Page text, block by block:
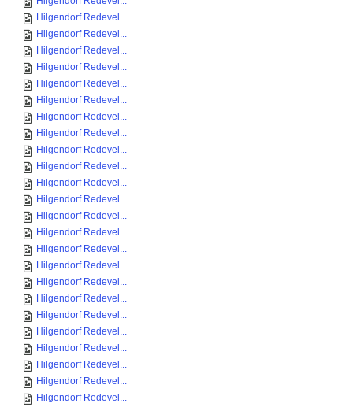
Hilgendorf Redevel...
Hilgendorf Redevel...
Hilgendorf Redevel...
Hilgendorf Redevel...
Hilgendorf Redevel...
Hilgendorf Redevel...
Hilgendorf Redevel...
Hilgendorf Redevel...
Hilgendorf Redevel...
Hilgendorf Redevel...
Hilgendorf Redevel...
Hilgendorf Redevel...
Hilgendorf Redevel...
Hilgendorf Redevel...
Hilgendorf Redevel...
Hilgendorf Redevel...
Hilgendorf Redevel...
Hilgendorf Redevel...
Hilgendorf Redevel...
Hilgendorf Redevel...
Hilgendorf Redevel...
Hilgendorf Redevel...
Hilgendorf Redevel...
Hilgendorf Redevel...